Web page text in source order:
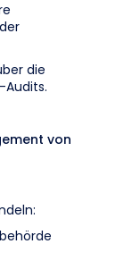
die
von